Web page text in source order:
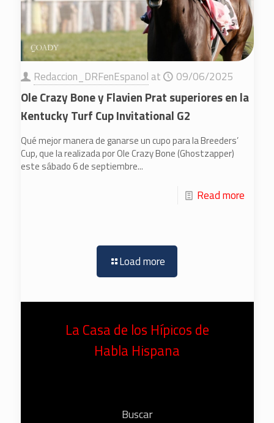
Redaccion_DRFenEspanol at 09/06/2025
Ole Crazy Bone y Flavien Prat superiores en la
Kentucky Turf Cup Invitational G2
Qué mejor manera de ganarse un cupo para la Breeders’
Cup, que la realizada por Ole Crazy Bone (Ghostzapper)
este sábado 6 de septiembre...
Read more
Load more
La Casa de los Hípicos de
Habla Hispana
Buscar